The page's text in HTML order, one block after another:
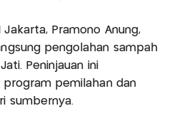
Pramono Anung,
pengolahan sampah
Peninjauan ini
pemilahan dan
sumbernya.